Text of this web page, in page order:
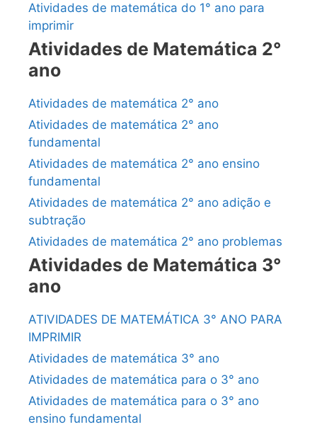
Atividades de matemática do 1° ano para
imprimir
Atividades de Matemática 2°
ano
Atividades de matemática 2° ano
Atividades de matemática 2° ano
fundamental
Atividades de matemática 2° ano ensino
fundamental
Atividades de matemática 2° ano adição e
subtração
Atividades de matemática 2° ano problemas
Atividades de Matemática 3°
ano
ATIVIDADES DE MATEMÁTICA 3° ANO PARA
IMPRIMIR
Atividades de matemática 3° ano
Atividades de matemática para o 3° ano
Atividades de matemática para o 3° ano
ensino fundamental